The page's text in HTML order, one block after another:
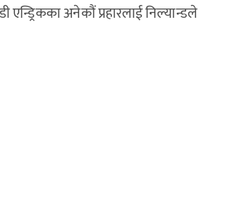
एन्ड्रिकका अनेकौं प्रहारलाई निल्यान्डले